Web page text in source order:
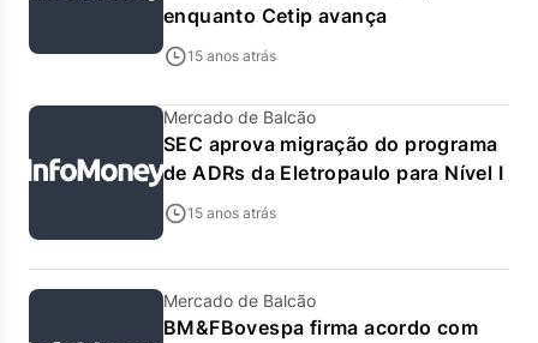
enquanto Cetip avança
15 anos atrás
Mercado de Balcão
SEC aprova migração do programa
de ADRs da Eletropaulo para Nível I
15 anos atrás
Mercado de Balcão
BM&FBovespa firma acordo com